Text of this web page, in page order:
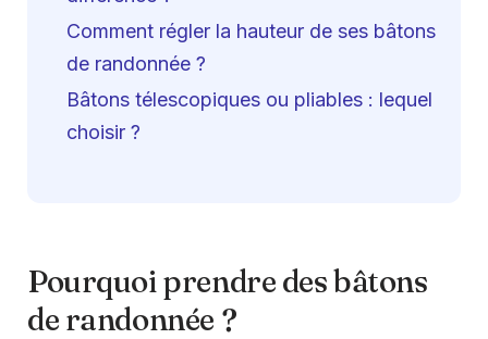
Comment régler la hauteur de ses bâtons
de randonnée ?
Bâtons télescopiques ou pliables : lequel
choisir ?
Pourquoi prendre des bâtons
de randonnée ?